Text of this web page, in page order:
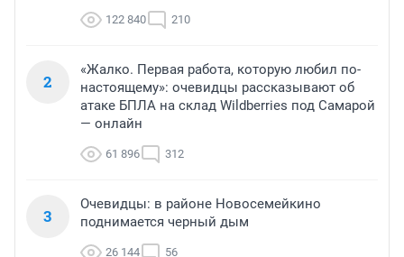
122 840 210
2
«Жалко. Первая работа, которую любил по-
настоящему»: очевидцы рассказывают об
атаке БПЛА на склад Wildberries под Самарой
— онлайн
61 896 312
3
Очевидцы: в районе Новосемейкино
поднимается черный дым
26 144 56